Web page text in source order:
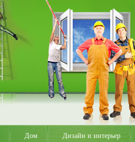
Дом Дизайн и интерьер